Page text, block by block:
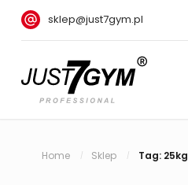
sklep@just7gym.pl
Home / Sklep / Tag: 25kg